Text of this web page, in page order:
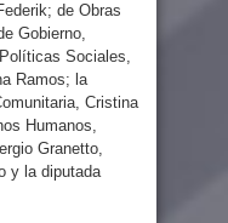
de Obras
Gobierno,
Sociales,
Ramos; la
Cristina
Humanos,
Granetto,
y la diputada